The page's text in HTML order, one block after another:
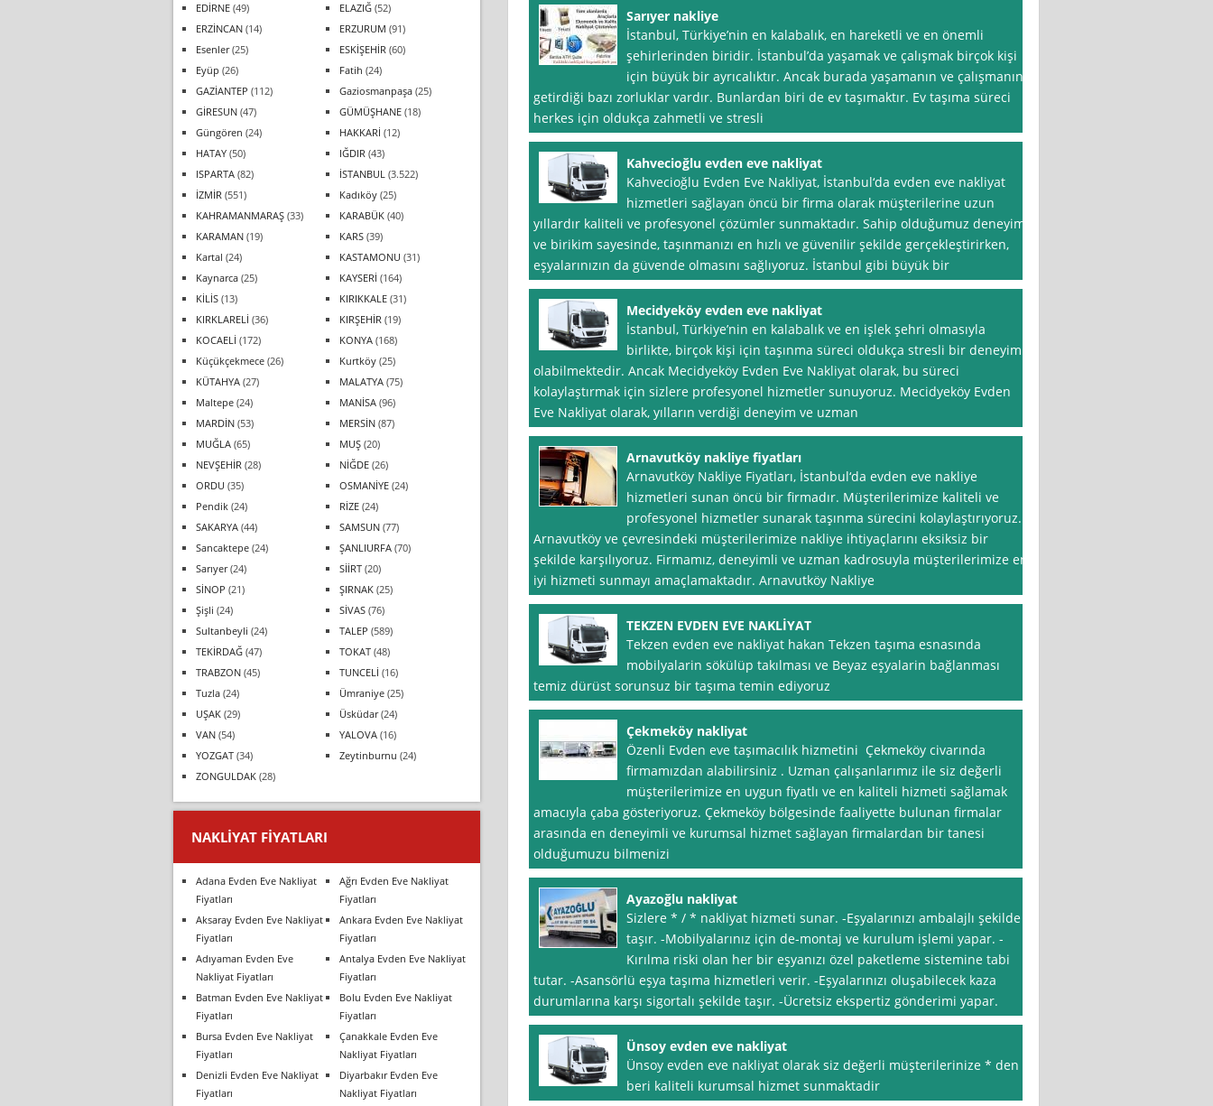
Sarıyer nakliye
İstanbul, Türkiye’nin en kalabalık, en hareketli ve en önemli
şehirlerinden biridir. İstanbul’da yaşamak ve çalışmak birçok kişi
için büyük bir ayrıcalıktır. Ancak burada yaşamanın ve çalışmanın
getirdiği bazı zorluklar vardır. Bunlardan biri de ev taşımaktır. Ev taşıma süreci
herkes için oldukça zahmetli ve stresli
Kahvecioğlu evden eve nakliyat
Kahvecioğlu Evden Eve Nakliyat, İstanbul‘da evden eve nakliyat
hizmetleri sağlayan öncü bir firma olarak müşterilerine uzun
yıllardır kaliteli ve profesyonel çözümler sunmaktadır. Sahip olduğumuz deneyim
ve birikim sayesinde, taşınmanızı en hızlı ve güvenilir şekilde gerçekleştirirken,
eşyalarınızın da güvende olmasını sağlıyoruz. İstanbul gibi büyük bir
Mecidyeköy evden eve nakliyat
İstanbul, Türkiye’nin en kalabalık ve en işlek şehri olmasıyla
birlikte, birçok kişi için taşınma süreci oldukça stresli bir deneyim
olabilmektedir. Ancak Mecidyeköy Evden Eve Nakliyat olarak, bu süreci
kolaylaştırmak için sizlere profesyonel hizmetler sunuyoruz. Mecidyeköy Evden
Eve Nakliyat olarak, yılların verdiği deneyim ve uzman
Arnavutköy nakliye fiyatları
Arnavutköy Nakliye Fiyatları, İstanbul‘da evden eve nakliye
hizmetleri sunan öncü bir firmadır. Müşterilerimize kaliteli ve
profesyonel hizmetler sunarak taşınma sürecini kolaylaştırıyoruz.
Arnavutköy ve çevresindeki müşterilerimize nakliye ihtiyaçlarını eksiksiz bir
şekilde karşılıyoruz. Firmamız, deneyimli ve uzman kadrosuyla müşterilerimize en
iyi hizmeti sunmayı amaçlamaktadır. Arnavutköy Nakliye
TEKZEN EVDEN EVE NAKLİYAT
Tekzen evden eve nakliyat hakan Tekzen taşıma esnasında
mobilyalarin sökülüp takılması ve Beyaz eşyalarin bağlanması
temiz dürüst sorunsuz bir taşıma temin ediyoruz
Çekmeköy nakliyat
Özenli Evden eve taşımacılık hizmetini Çekmeköy civarında
firmamızdan alabilirsiniz . Uzman çalışanlarımız ile siz değerli
müşterilerimize en uygun fiyatlı ve en kaliteli hizmeti sağlamak
amacıyla çaba gösteriyoruz. Çekmeköy bölgesinde faaliyette bulunan firmalar
arasında en deneyimli ve kurumsal hizmet sağlayan firmalardan bir tanesi
olduğumuzu bilmenizi
Ayazoğlu nakliyat
Sizlere * / * nakliyat hizmeti sunar. -Eşyalarınızı ambalajlı şekilde
taşır. -Mobilyalarınız için de-montaj ve kurulum işlemi yapar. -
Kırılma riski olan her bir eşyanızı özel paketleme sistemine tabi
tutar. -Asansörlü eşya taşıma hizmetleri verir. -Eşyalarınızı oluşabilecek kaza
durumlarına karşı sigortalı şekilde taşır. -Ücretsiz ekspertiz gönderimi yapar.
Ünsoy evden eve nakliyat
Ünsoy evden eve nakliyat olarak siz değerli müşterilerinize * den
beri kaliteli kurumsal hizmet sunmaktadir
EDİRNE (49) ELAZIĞ (52)
ERZİNCAN (14) ERZURUM (91)
Esenler(25) ESKİŞEHİR (60)
Eyüp (26) Fatih (24)
GAZİANTEP (112) Gaziosmanpaşa (25)
GİRESUN (47) GÜMÜŞHANE (18)
Güngören (24) HAKKARİ (12)
HATAY (50) IĞDIR (43)
ISPARTA (82) İSTANBUL (3.522)
İZMİR (551) Kadıköy (25)
KAHRAMANMARAŞ (33) KARABÜK (40)
KARAMAN (19) KARS (39)
Kartal (24) KASTAMONU (31)
Kaynarca (25) KAYSERİ (164)
KİLİS (13) KIRIKKALE (31)
KIRKLARELİ (36) KIRŞEHİR (19)
KOCAELİ (172) KONYA (168)
Küçükçekmece (26) Kurtköy (25)
KÜTAHYA (27) MALATYA (75)
Maltepe (24) MANİSA (96)
MARDİN (53) MERSİN (87)
MUĞLA (65) MUŞ (20)
NEVŞEHİR (28) NİĞDE (26)
ORDU (35) OSMANİYE (24)
Pendik (24) RİZE (24)
SAKARYA (44) SAMSUN (77)
Sancaktepe (24) ŞANLIURFA (70)
Sarıyer(24) SİİRT (20)
SİNOP (21) ŞIRNAK (25)
Şişli (24) SİVAS (76)
Sultanbeyli (24) TALEP (589)
TEKİRDAĞ (47) TOKAT (48)
TRABZON (45) TUNCELİ (16)
Tuzla (24) Ümraniye (25)
UŞAK (29) Üsküdar(24)
VAN (54) YALOVA (16)
YOZGAT (34) Zeytinburnu (24)
ZONGULDAK (28)
NAKLIYAT FIYATLARI
Adana Evden Eve Nakliyat
Fiyatları
Ağrı Evden Eve Nakliyat
Fiyatları
Aksaray Evden Eve Nakliyat
Fiyatları
Ankara Evden Eve Nakliyat
Fiyatları
Adıyaman Evden Eve
Nakliyat Fiyatları
Antalya Evden Eve Nakliyat
Fiyatları
Batman Evden Eve Nakliyat
Fiyatları
Bolu Evden Eve Nakliyat
Fiyatları
Bursa Evden Eve Nakliyat
Fiyatları
Çanakkale Evden Eve
Nakliyat Fiyatları
Denizli Evden Eve Nakliyat
Fiyatları
Diyarbakır Evden Eve
Nakliyat Fiyatları